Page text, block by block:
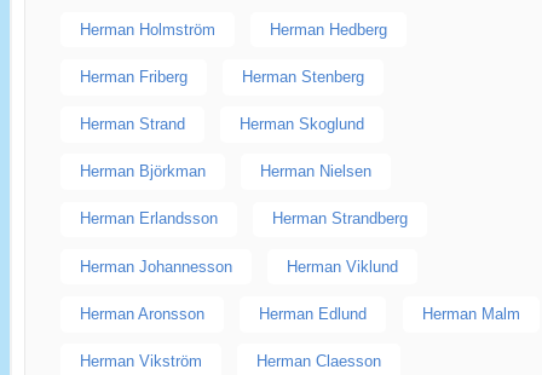
Herman Holmström Herman Hedberg
Herman Friberg Herman Stenberg
Herman Strand Herman Skoglund
Herman Björkman Herman Nielsen
Herman Erlandsson Herman Strandberg
Herman Johannesson Herman Viklund
Herman Aronsson Herman Edlund Herman Malm
Herman Vikström Herman Claesson